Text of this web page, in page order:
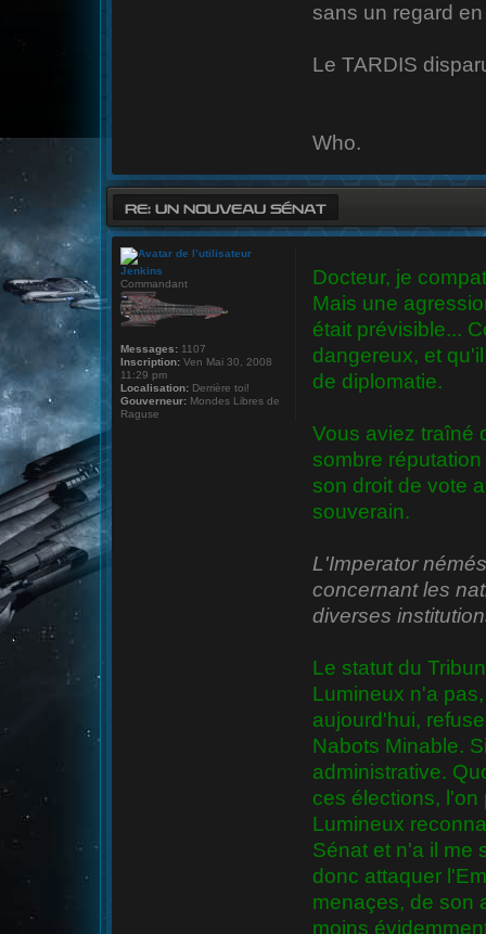
sans un regard
Le TARDIS
Who.
RE: UN NOUVEAU SÉNAT
Docteur, je
Mais une
était prévisible...
dangereux, et
de diplomatie.
Vous aviez traîné
sombre
son droit de vote
souverain.
L'Imperator
concernant les
diverses
Le statut du
Lumineux n'a
aujourd'hui,
Nabots Minable.
administrative.
ces élections, l'on
Lumineux
Sénat et n'a il me
donc attaquer
menaçes, de son
moins
Jenkins
Commandant
Messages: 1107
Inscription: Ven Mai 30, 2008
11:29 pm
Localisation: Derrière toi!
Gouverneur: Mondes Libres de
Raguse